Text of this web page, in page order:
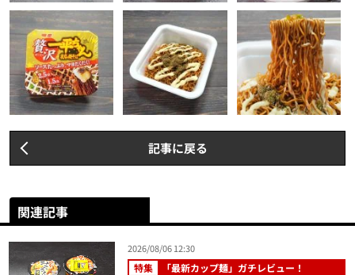
記事に戻る
関連記事
2026/08/06 12:30
特集 「最新カップ麺」ガチレビュー！